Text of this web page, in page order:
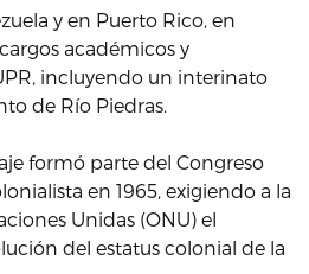
y en Puerto Rico, en
académicos y
incluyendo un interinato
de Río Piedras.
formó parte del Congreso
en 1965, exigiendo a la
Unidas (ONU) el
del estatus colonial de la